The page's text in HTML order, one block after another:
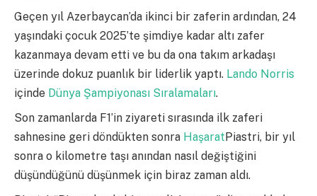
Geçen yıl Azerbaycan’da ikinci bir zaferin ardından, 24
yaşındaki çocuk 2025’te şimdiye kadar altı zafer
kazanmaya devam etti ve bu da ona takım arkadaşı
üzerinde dokuz puanlık bir liderlik yaptı. Lando Norris
içinde Dünya Şampiyonası Sıralamaları.
Son zamanlarda F1’in ziyareti sırasında ilk zaferi
sahnesine geri döndükten sonra HaşaratPiastri, bir yıl
sonra o kilometre taşı anından nasıl değiştiğini
düşündüğünü düşünmek için biraz zaman aldı.